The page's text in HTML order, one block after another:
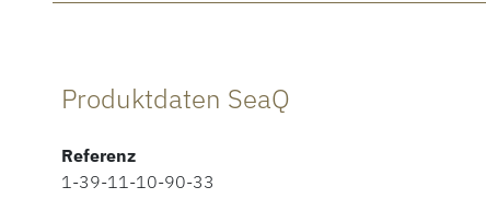
Produktdaten SeaQ
Referenz
1-39-11-10-90-33